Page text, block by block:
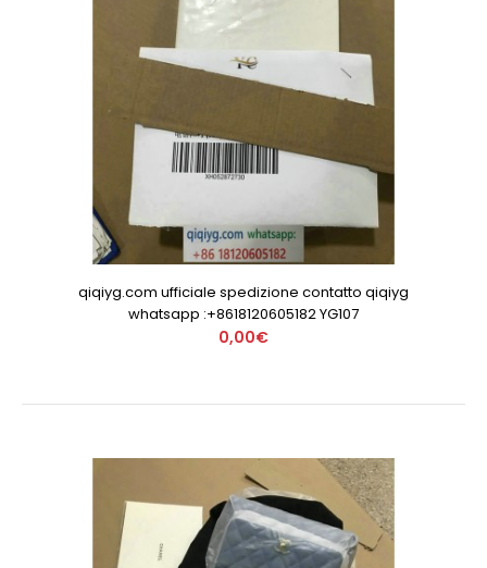
qiqiyg.com ufficiale spedizione contatto qiqiyg
whatsapp :+8618120605182 YG107
0,00€